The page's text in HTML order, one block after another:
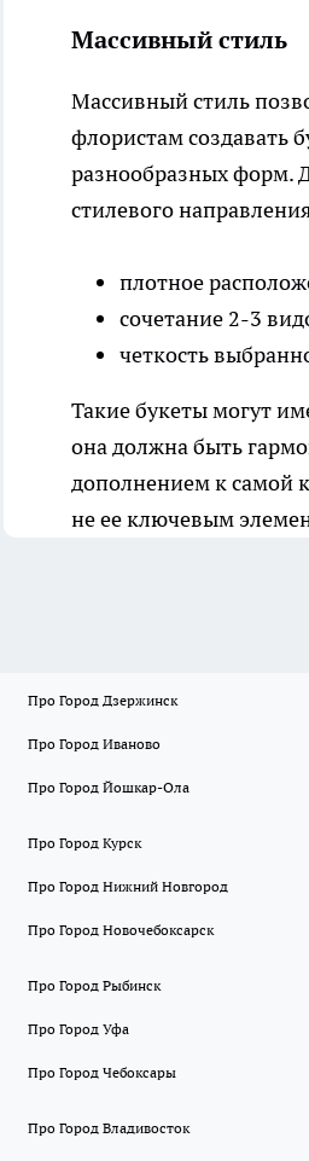
Массивный стиль
Массивный стиль
флористам создавать
разнообразных форм.
стилевого
плотное
сочетание 2-3
четкость
Такие букеты могут
она должна быть
дополнением к самой
не ее ключевым
Про Город Дзержинск
Про Город Иваново
Про Город Йошкар-Ола
Про Город Курск
Про Город Нижний Новгород
Про Город Новочебоксарск
Про Город Рыбинск
Про Город Уфа
Про Город Чебоксары
Про Город Владивосток